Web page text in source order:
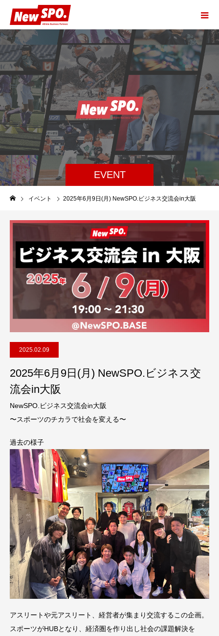
EVENT
イベント 2025年6月9日(月) NewSPO.ビジネス交流会in大阪
2025.02.09
2025年6月9日(月) NewSPO.ビジネス交
流会in大阪
NewSPO.ビジネス交流会in大阪
〜スポーツのチカラで社会を変える〜
過去の様子
アスリートや元アスリート、経営者が集まり交流するこの企画。
スポーツがHUBとなり、経済圏を作り出し社会の課題解決を